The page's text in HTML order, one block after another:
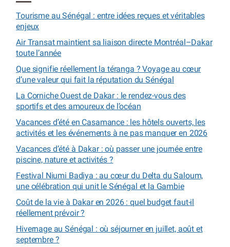
Tourisme au Sénégal : entre idées reçues et véritables
enjeux
Air Transat maintient sa liaison directe Montréal–Dakar
toute l’année
Que signifie réellement la téranga ? Voyage au cœur
d’une valeur qui fait la réputation du Sénégal
La Corniche Ouest de Dakar : le rendez-vous des
sportifs et des amoureux de l’océan
Vacances d’été en Casamance : les hôtels ouverts, les
activités et les événements à ne pas manquer en 2026
Vacances d’été à Dakar : où passer une journée entre
piscine, nature et activités ?
Festival Niumi Badiya : au cœur du Delta du Saloum,
une célébration qui unit le Sénégal et la Gambie
Coût de la vie à Dakar en 2026 : quel budget faut-il
réellement prévoir ?
Hivernage au Sénégal : où séjourner en juillet, août et
septembre ?